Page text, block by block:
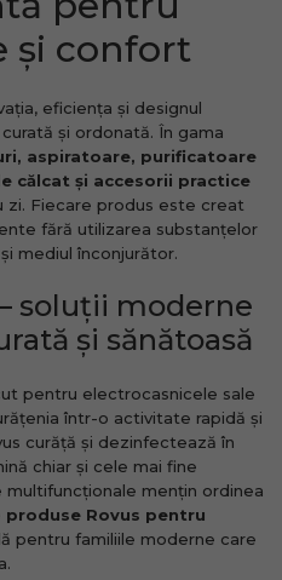
și confort
eficiența și designul
și ordonată. În gama
aspiratoare, purificatoare
călcat și accesorii practice
zi. Fiecare produs este creat
fără utilizarea substanțelor
mediul înconjurător.
soluții moderne
și sănătoasă
pentru electrocasnicele sale
într-o activitate rapidă și
curăță și dezinfectează în
chiar și cele mai fine
mențin ordinea
produse Rovus pentru
pentru familiile moderne care